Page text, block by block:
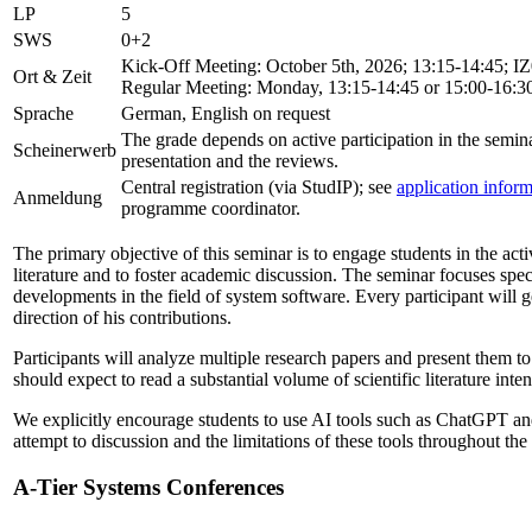
LP
5
SWS
0+2
Ort & Zeit
Kick-Off Meeting: October 5th, 2026; 13:15-14:45;
Regular Meeting: Monday, 13:15-14:45 or 15:00-
Sprache
German, English on request
Scheinerwerb
The grade depends on active participation in the
presentation and the reviews.
Anmeldung
Central registration (via StudIP); see application
programme coordinator.
The primary objective of this seminar is to engage students in the
literature and to foster academic discussion. The seminar focuses
developments in the field of system software. Every participant will
direction of his contributions.
Participants will analyze multiple research papers and present them
should expect to read a substantial volume of scientific literature
We explicitly encourage students to use AI tools such as ChatGPT
attempt to discussion and the limitations of these tools throughout the
A-Tier Systems Conferences